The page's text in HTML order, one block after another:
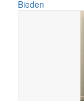
Bieden